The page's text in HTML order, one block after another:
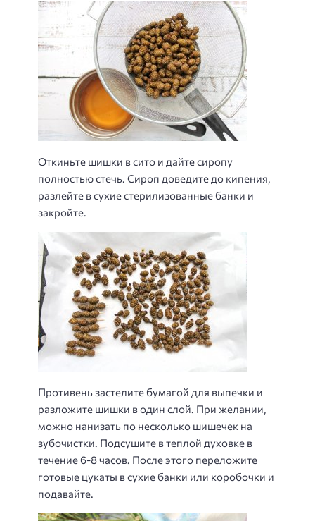
Откиньте шишки в сито и дайте сиропу
полностью стечь. Сироп доведите до кипения,
разлейте в сухие стерилизованные банки и
закройте.
Противень застелите бумагой для выпечки и
разложите шишки в один слой. При желании,
можно нанизать по несколько шишечек на
зубочистки. Подсушите в теплой духовке в
течение 6-8 часов. После этого переложите
готовые цукаты в сухие банки или коробочки и
подавайте.